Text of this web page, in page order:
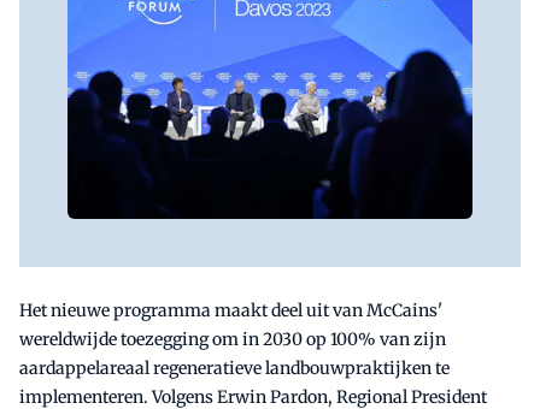
Het nieuwe programma maakt deel uit van McCains'
wereldwijde toezegging om in 2030 op 100% van zijn
aardappelareaal regeneratieve landbouwpraktijken te
implementeren. Volgens Erwin Pardon, Regional President